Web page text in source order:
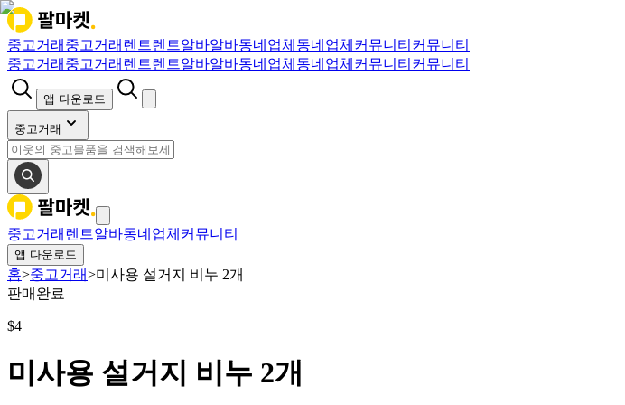
중고거래 중고거래 렌트렌트알바알바동네업체 동네업체 커뮤니티 커뮤니티
중고거래 중고거래 렌트렌트알바알바동네업체 동네업체 커뮤니티 커뮤니티
앱 다운로드
중고거래
중고거래 렌트알바동네업체 커뮤니티
앱 다운로드
홈>중고거래>미사용 설거지 비누 2개
판매완료
$4
미사용 설거지 비누 2개